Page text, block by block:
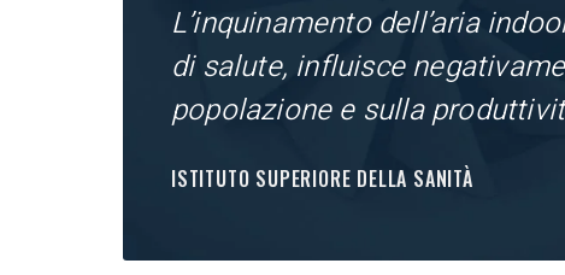
L’inquinamento dell’aria
di salute, influisce
popolazione e sulla
ISTITUTO SUPERIORE DELLA SANITÀ